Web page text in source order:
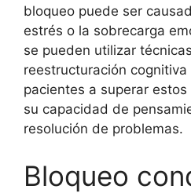
bloqueo puede ser
estrés o la sobrecarga
se pueden utilizar
reestructuración
pacientes a superar
su capacidad de
resolución de problemas.
Bloqueo